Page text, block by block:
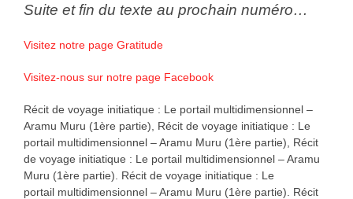
Suite et fin du texte au prochain numéro…
Visitez notre page Gratitude
Visitez-nous sur notre page Facebook
Récit de voyage initiatique : Le portail multidimensionnel –
Aramu Muru (1ère partie), Récit de voyage initiatique : Le
portail multidimensionnel – Aramu Muru (1ère partie), Récit
de voyage initiatique : Le portail multidimensionnel – Aramu
Muru (1ère partie). Récit de voyage initiatique : Le
portail multidimensionnel – Aramu Muru (1ère partie). Récit